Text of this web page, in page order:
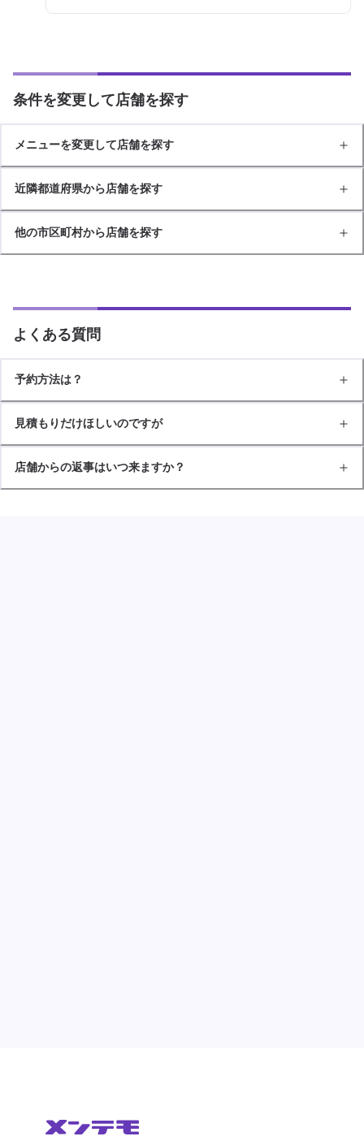
条件を変更して店舗を探す
メニューを変更して店舗を探す
近隣都道府県から店舗を探す
他の市区町村から店舗を探す
よくある質問
予約方法は？
見積もりだけほしいのですが
店舗からの返事はいつ来ますか？